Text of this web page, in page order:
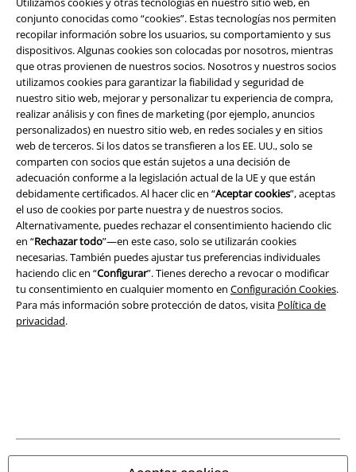
conjunto conocidas como “cookies”. Estas tecnologías nos permiten
recopilar información sobre los usuarios, su comportamiento y sus
dispositivos. Algunas cookies son colocadas por nosotros, mientras
que otras provienen de nuestros socios. Nosotros y nuestros socios
utilizamos cookies para garantizar la fiabilidad y seguridad de
nuestro sitio web, mejorar y personalizar tu experiencia de compra,
realizar análisis y con fines de marketing (por ejemplo, anuncios
personalizados) en nuestro sitio web, en redes sociales y en sitios
web de terceros. Si los datos se transfieren a los EE. UU., solo se
comparten con socios que están sujetos a una decisión de
adecuación conforme a la legislación actual de la UE y que están
debidamente certificados. Al hacer clic en “Aceptar cookies”, aceptas
el uso de cookies por parte nuestra y de nuestros socios.
Alternativamente, puedes rechazar el consentimiento haciendo clic
en “Rechazar todo”—en este caso, solo se utilizarán cookies
necesarias. También puedes ajustar tus preferencias individuales
haciendo clic en “Configurar”. Tienes derecho a revocar o modificar
tu consentimiento en cualquier momento en Configuración Cookies.
Para más información sobre protección de datos, visita Política de
privacidad.
Legal
Términos y Condiciones
Aviso Legal
Ley protección de datos
Eliminación de residuos y protección del medioambiente
Declaración de Conformidad
Información sobre accesibilidad
Configuración Cookies